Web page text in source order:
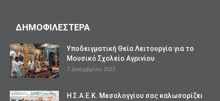
ΔΗΜΟΦΙΛΕΣΤΕΡΑ
Υποδειγματική Θεία Λειτουργία για το
Μουσικό Σχολείο Αγρινίου
7 Δεκεμβρίου 2023
Η Σ.Α.Ε.Κ. Μεσολογγίου σας καλωσορίζει